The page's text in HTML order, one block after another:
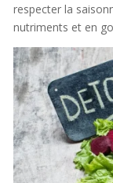
respecter la
nutriments et en